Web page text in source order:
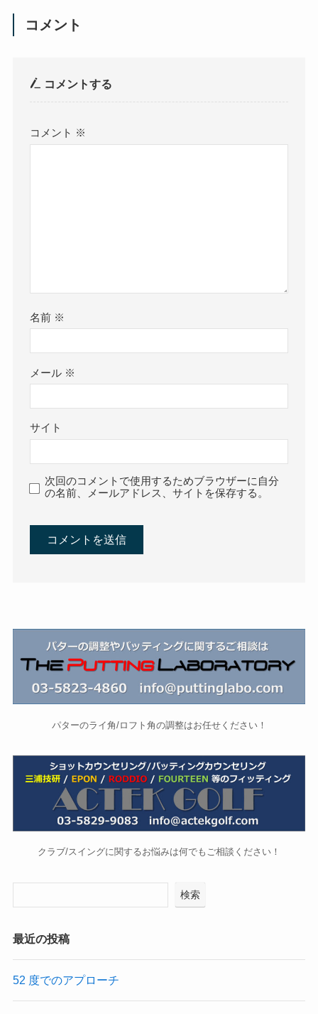
コメント
コメントする
コメント ※
名前 ※
メール ※
サイト
次回のコメントで使用するためブラウザーに自分
の名前、メールアドレス、サイトを保存する。
パターのライ角/ロフト角の調整はお任せください！
クラブ/スイングに関するお悩みは何でもご相談ください！
検索
最近の投稿
52 度でのアプローチ